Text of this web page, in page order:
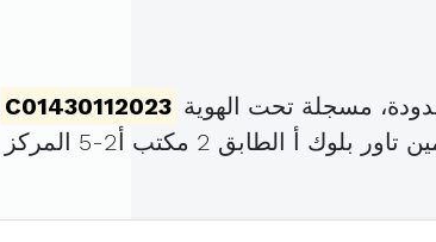
مسجلة تحت الهوية C01430112023
العمراني الشمالي المنزه (